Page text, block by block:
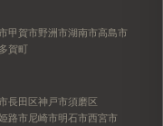
甲賀市野洲市湖南市高島市
多賀町
長田区神戸市須磨区
姫路市尼崎市明石市西宮市